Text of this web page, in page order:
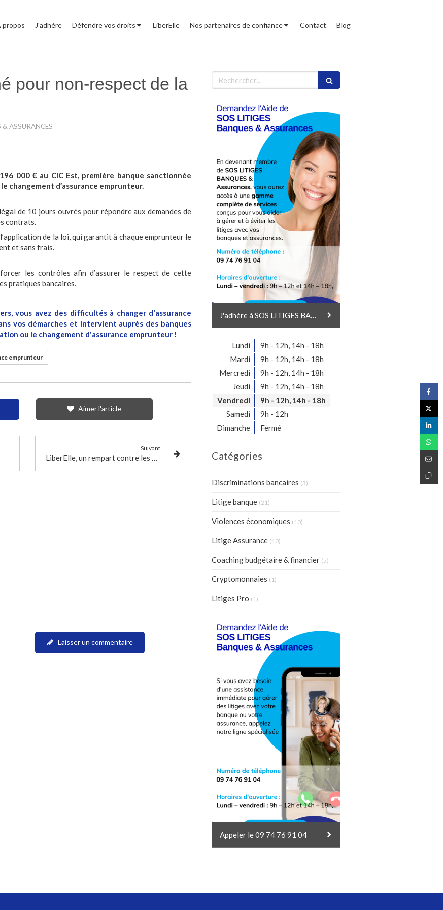
propos J'adhère Défendre vos droits LiberElle Nos partenaires de confiance Contact Blog
pour non-respect de la
ASSURANCES
000 € au CIC Est, première banque sanctionnée
changement d’assurance emprunteur.
de 10 jours ouvrés pour répondre aux demandes de
contrats.
de la loi, qui garantit à chaque emprunteur le
et sans frais.
les contrôles afin d’assurer le respect de cette
pratiques bancaires.
vous avez des difficultés à changer d'assurance
vos démarches et intervient auprès des banques
ou le changement d'assurance emprunteur !
emprunteur
Aimer l'article
Suivant
Laisser un commentaire
Rechercher
J'adhère à SOS LITIGES BANQUES & ASSURANCES
Lundi 9h - 12h, 14h - 18h
Mardi
9h - 12h, 14h - 18h
Mercredi
9h - 12h, 14h - 18h
Jeudi
9h - 12h, 14h - 18h
Vendredi
9h - 12h, 14h - 18h
Samedi
9h - 12h
Dimanche
Fermé
Catégories
Discriminations bancaires (3)
Litige banque (21)
Violences économiques (10)
Litige Assurance (10)
Coaching budgétaire & financier (5)
Cryptomonnaies (1)
Litiges Pro (1)
Appeler le 09 74 76 91 04